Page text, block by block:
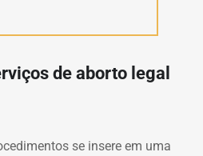
de aborto legal
se insere em uma